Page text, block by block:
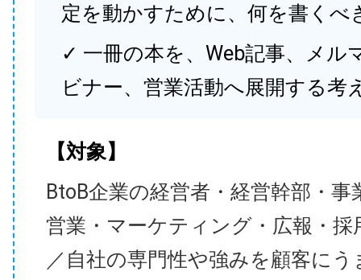
定を動かすために、何を書くべ
✓ 一冊の本を、Web記事、メル
ビナー、営業活動へ展開する考
【対象】
BtoB企業の経営者・経営幹部・事
営業・マーケティング・広報・採
／自社の専門性や強みを顧客に